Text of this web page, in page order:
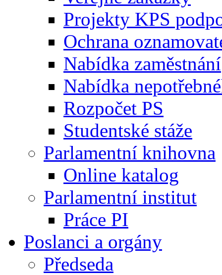
Projekty KPS
Ochrana
Nabídka zaměstnání
Nabídka
Rozpočet PS
Studentské stáže
Parlamentní knihovna
Online katalog
Parlamentní institut
Práce PI
Poslanci a orgány
Předseda